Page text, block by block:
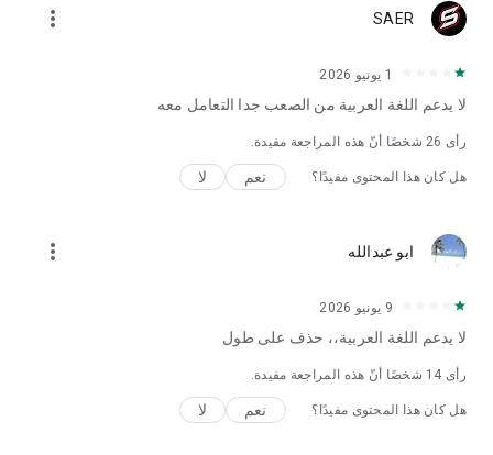
SAER
more_vert
1 يونيو 2026
لا يدعم اللغة العربية من الصعب جدا التعامل معه
رأى 26 شخصًا أنّ هذه المراجعة مفيدة.
هل كان هذا المحتوى مفيدًا؟ نعم لا
ابو عبدالله more_vert
9 يونيو 2026
لا يدعم اللغة العربية،، حذف على طول
رأى 14 شخصًا أنّ هذه المراجعة مفيدة.
هل كان هذا المحتوى مفيدًا؟ نعم لا